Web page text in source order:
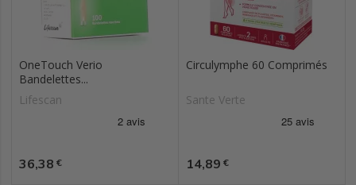
OneTouch Verio
Bandelettes...
Lifescan
Prix
36,38 €
Circulymphe 60 Comprimés
Sante Verte
Prix
14,89 €